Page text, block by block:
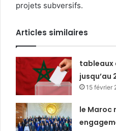
projets subversifs.
Articles similaires
tableaux
jusqu’au
15 février
le Maroc